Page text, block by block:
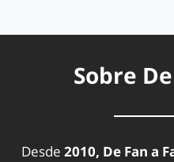
Sobre
Desde 2010, De Fan a